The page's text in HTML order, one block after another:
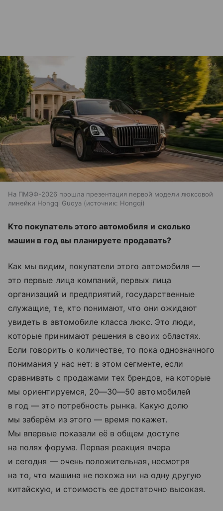
На ПМЭФ-2026 прошла презентация первой модели люксовой
линейки Hongqi Guoya
источник: Hongqi
Кто покупатель этого автомобиля и сколько
машин в год вы планируете продавать?
Как мы видим, покупатели этого автомобиля —
это первые лица компаний, первых лица
организаций и предприятий, государственные
служащие, те, кто понимают, что они ожидают
увидеть в автомобиле класса люкс. Это люди,
которые принимают решения в своих областях.
Если говорить о количестве, то пока однозначного
понимания у нас нет: в этом сегменте, если
сравнивать с продажами тех брендов, на которые
мы ориентируемся, 20—30—50 автомобилей
в год — это потребность рынка. Какую долю
мы заберём из этого — время покажет.
Мы впервые показали её в общем доступе
на полях форума. Первая реакция вчера
и сегодня — очень положительная, несмотря
на то, что машина не похожа ни на одну другую
китайскую, и стоимость ее достаточно высокая.